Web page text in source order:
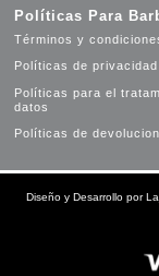
Políticas Para
Términos y
Políticas de privacidad
Políticas para el
datos
Políticas de
Diseño y Desarrollo por